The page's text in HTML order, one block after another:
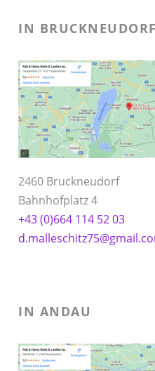
IN BRUCKNEUDORF
2460 Bruckneudorf
Bahnhofplatz 4
+43 (0)664 114 52 03
IN ANDAU